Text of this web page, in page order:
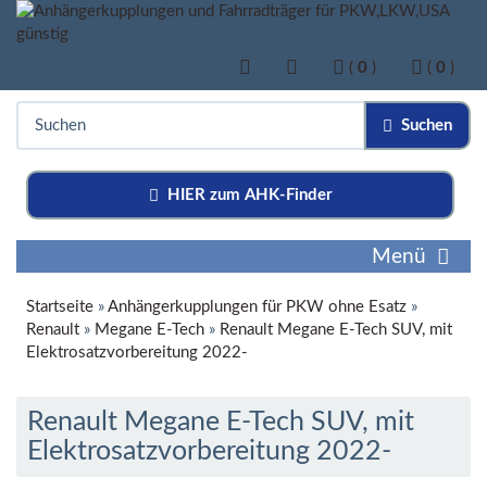
( 0 ) ( 0 )
Suchen
HIER zum AHK-Finder
Menü
Startseite » Anhängerkupplungen für PKW ohne Esatz »
Renault » Megane E-Tech » Renault Megane E-Tech SUV, mit
Elektrosatzvorbereitung 2022-
Renault Megane E-Tech SUV, mit
Elektrosatzvorbereitung 2022-